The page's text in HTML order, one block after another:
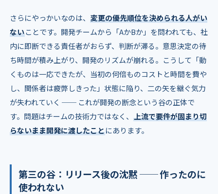
さらにやっかいなのは、 変更の優先順位を決められる人がい
ないことです。開発チームから「AかBか」を問われても、社
内に即断できる責任者がおらず、判断が滞る。意思決定の待
ち時間が積み上がり、開発のリズムが崩れる。こうして「動
くものは一応できたが、当初の何倍ものコストと時間を費や
し、関係者は疲弊しきった」状態に陥り、二の矢を継ぐ気力
が失われていく ── これが開発の断念という谷の正体で
す。問題はチームの技術力ではなく、 上流で要件が固まり切
らないまま開発に渡したことにあります。
第三の谷：リリース後の沈黙 ── 作ったのに
使われない